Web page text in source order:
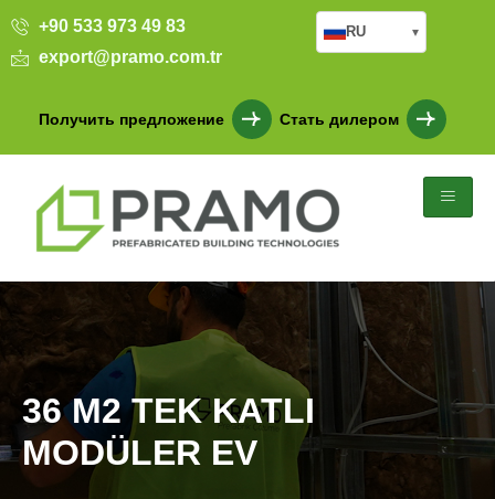
+90 533 973 49 83
export@pramo.com.tr
Получить предложение Стать дилером
RU ▾
36 M2 TEK KATLI
MODÜLER EV